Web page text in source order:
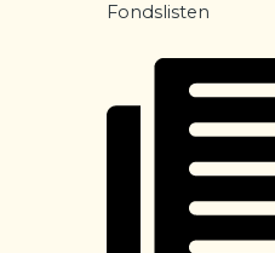
Fondslisten